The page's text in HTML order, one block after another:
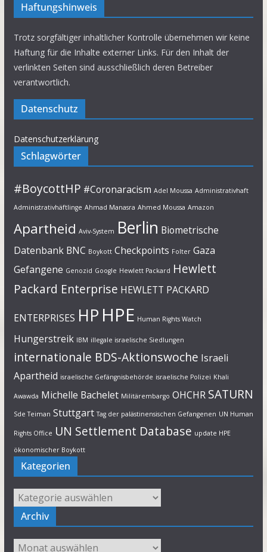
Haftungshinweis
Trotz sorgfältiger inhaltlicher Kontrolle übernehmen wir keine
Haftung für die Inhalte externer Links. Für den Inhalt der
verlinkten Seiten sind ausschließlich deren Betreiber
verantwortlich.
Datenschutz
Datenschutzerklärung
Schlagwörter
#BoycottHP #Coronaracism Adel Moussa Administrativhaft
Administrativhäftlinge Ahmad Manasra Ahmed Moussa Amazon
Apartheid Aviv-System Berlin Biometrische
Datenbank BNC Boykott Checkpoints Folter Gaza
Gefangene Genozid Google Hewlett Packard Hewlett
Packard Enterprise HEWLETT PACKARD
ENTERPRISES HP HPE Human Rights Watch
Hungerstreik IBM illegale israelische Siedlungen
internationale BDS-Aktionswoche Israeli
Apartheid israelische Gefängnisbehörde israelische Polizei Khali
Awawda Michelle Bachelet Militärembargo OHCHR SATURN
Sde Teiman Stuttgart Tag der palästinensischen Gefangenen UN Human
Rights Office UN Settlement Database update HPE
ökonomischer Boykott
Kategorien
Kategorien
Archiv
Archiv